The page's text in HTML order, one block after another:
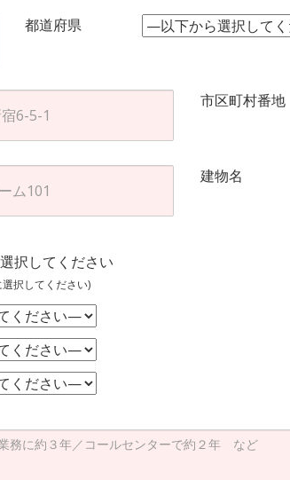
都道府県
市区町村番地
建物名
択してください
択してください)